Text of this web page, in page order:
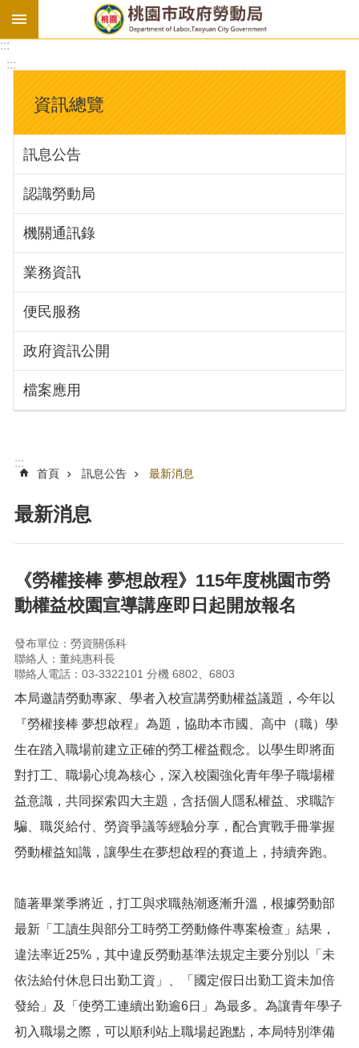
基
法
勞
資
會
庇
護
工
場
進
訊
息
公
識
動
局
訊
業
務
訊
民
服
務
府
資
訊
開
檔
應
用
回
首
:::
:::
資訊總覽
訊息公告
認識勞動局
機關通訊錄
業務資訊
便民服務
政府資訊公開
檔案應用
:::
首頁 訊息公告 最新消息
最新消息
《勞權接棒 夢想啟程》115年度桃園市勞
動權益校園宣導講座即日起開放報名
發布單位：勞資關係科
聯絡人：董純惠科長
聯絡人電話：03-3322101 分機 6802、6803
本局邀請勞動專家、學者入校宣講勞動權益議題，今年以
『勞權接棒 夢想啟程』為題，協助本市國、高中（職）學
生在踏入職場前建立正確的勞工權益觀念。以學生即將面
對打工、職場心境為核心，深入校園強化青年學子職場權
益意識，共同探索四大主題，含括個人隱私權益、求職詐
騙、職災給付、勞資爭議等經驗分享，配合實戰手冊掌握
勞動權益知識，讓學生在夢想啟程的賽道上，持續奔跑。
隨著畢業季將近，打工與求職熱潮逐漸升溫，根據勞動部
最新「工讀生與部分工時勞工勞動條件專案檢查」結果，
違法率近25%，其中違反勞動基準法規定主要分別以「未
依法給付休息日出勤工資」、「國定假日出勤工資未加倍
發給」及「使勞工連續出勤逾6日」為最多。為讓青年學子
初入職場之際，可以順利站上職場起跑點，本局特別準備